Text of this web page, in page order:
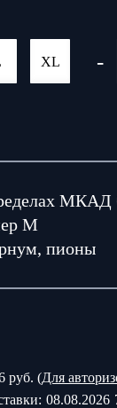
XL -
МКАД
М
пионы
руб. (Для
08.08.2026